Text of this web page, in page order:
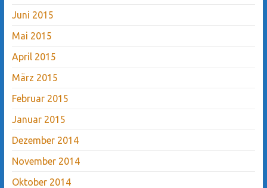
Juni 2015
Mai 2015
April 2015
März 2015
Februar 2015
Januar 2015
Dezember 2014
November 2014
Oktober 2014